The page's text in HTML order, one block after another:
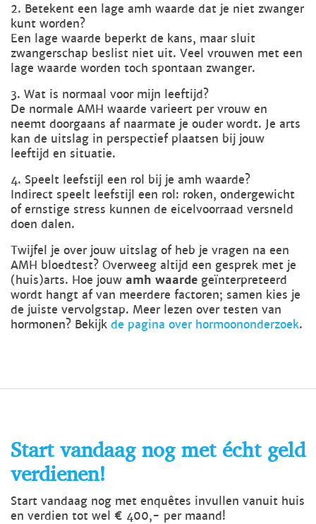
2. Betekent een lage amh waarde dat je niet zwanger
kunt worden?
Een lage waarde beperkt de kans, maar sluit
zwangerschap beslist niet uit. Veel vrouwen met een
lage waarde worden toch spontaan zwanger.
3. Wat is normaal voor mijn leeftijd?
De normale AMH waarde varieert per vrouw en
neemt doorgaans af naarmate je ouder wordt. Je arts
kan de uitslag in perspectief plaatsen bij jouw
leeftijd en situatie.
4. Speelt leefstijl een rol bij je amh waarde?
Indirect speelt leefstijl een rol: roken, ondergewicht
of ernstige stress kunnen de eicelvoorraad versneld
doen dalen.
Twijfel je over jouw uitslag of heb je vragen na een
AMH bloedtest? Overweeg altijd een gesprek met je
(huis)arts. Hoe jouw amh waarde geïnterpreteerd
wordt hangt af van meerdere factoren; samen kies je
de juiste vervolgstap. Meer lezen over testen van
hormonen? Bekijk de pagina over hormoononderzoek.
Start vandaag nog met écht geld
verdienen!
Start vandaag nog met enquêtes invullen vanuit huis
en verdien tot wel € 400,- per maand!